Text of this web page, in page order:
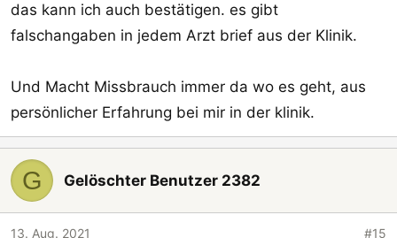
das kann ich auch bestätigen. es gibt
falschangaben in jedem Arzt brief aus der Klinik.
Und Macht Missbrauch immer da wo es geht, aus
persönlicher Erfahrung bei mir in der klinik.
G Gelöschter Benutzer 2382
13. Aug. 2021 #15